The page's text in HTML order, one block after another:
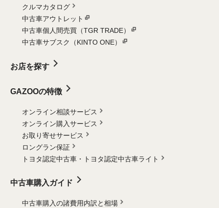
クルマカタログ
中古車アウトレット
中古車個人間売買（TGR TRADE）
中古車サブスク（KINTO ONE）
お店を探す
GAZOOの特徴
オンライン相談サービス
オンライン購入サービス
お取り寄せサービス
ロングラン保証
トヨタ認定中古車・
トヨタ認定中古車ライト
中古車購入ガイド
中古車購入の諸費用内訳と相場